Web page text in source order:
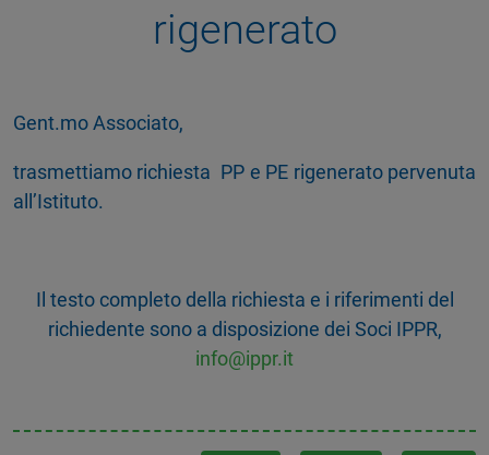
rigenerato
Gent.mo Associato,
trasmettiamo richiesta PP e PE rigenerato pervenuta
all’Istituto.
Il testo completo della richiesta e i riferimenti del
richiedente sono a disposizione dei Soci IPPR,
info@ippr.it